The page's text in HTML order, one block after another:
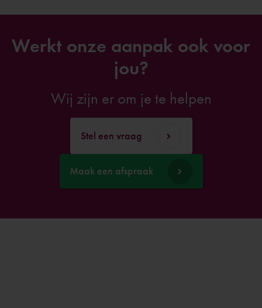
Werkt onze aanpak ook voor
jou?
Wij zijn er om je te helpen
Stel een vraag
Maak een afspraak